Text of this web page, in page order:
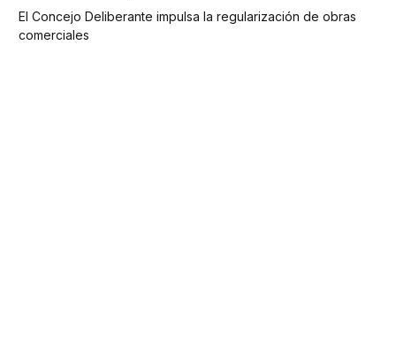
El Concejo Deliberante impulsa la regularización de obras
comerciales